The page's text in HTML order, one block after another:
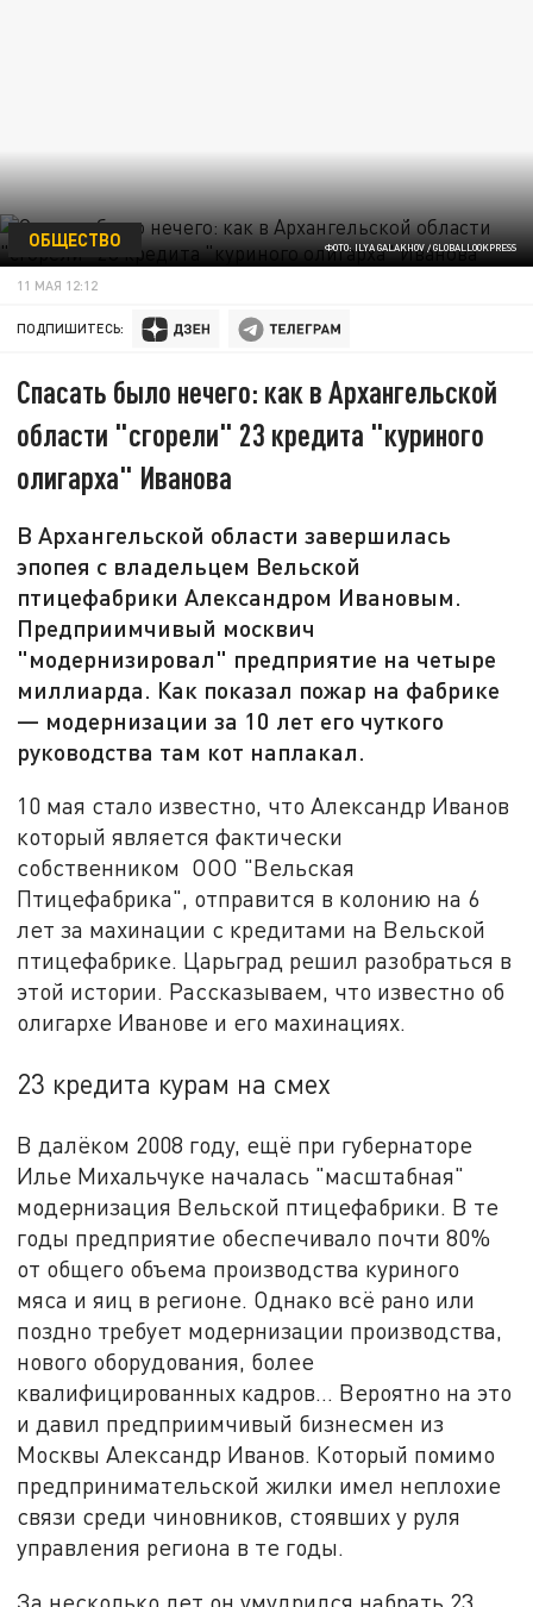
ФОТО: ILYA GALAKHOV / GLOBALLOOKPRESS
ОБЩЕСТВО
11 МАЯ 12:12
ПОДПИШИТЕСЬ:
Спасать было нечего: как в Архангельской
области "сгорели" 23 кредита "куриного
олигарха" Иванова
В Архангельской области завершилась
эпопея с владельцем Вельской
птицефабрики Александром Ивановым.
Предприимчивый москвич
"модернизировал" предприятие на четыре
миллиарда. Как показал пожар на фабрике
— модернизации за 10 лет его чуткого
руководства там кот наплакал.
10 мая стало известно, что Александр Иванов
который является фактически
собственником ООО "Вельская
Птицефабрика", отправится в колонию на 6
лет за махинации с кредитами на Вельской
птицефабрике. Царьград решил разобраться в
этой истории. Рассказываем, что известно об
олигархе Иванове и его махинациях.
23 кредита курам на смех
В далёком 2008 году, ещё при губернаторе
Илье Михальчуке началась "масштабная"
модернизация Вельской птицефабрики. В те
годы предприятие обеспечивало почти 80%
от общего объема производства куриного
мяса и яиц в регионе. Однако всё рано или
поздно требует модернизации производства,
нового оборудования, более
квалифицированных кадров… Вероятно на это
и давил предприимчивый бизнесмен из
Москвы Александр Иванов. Который помимо
предпринимательской жилки имел неплохие
связи среди чиновников, стоявших у руля
управления региона в те годы.
За несколько лет он умудрился набрать 23